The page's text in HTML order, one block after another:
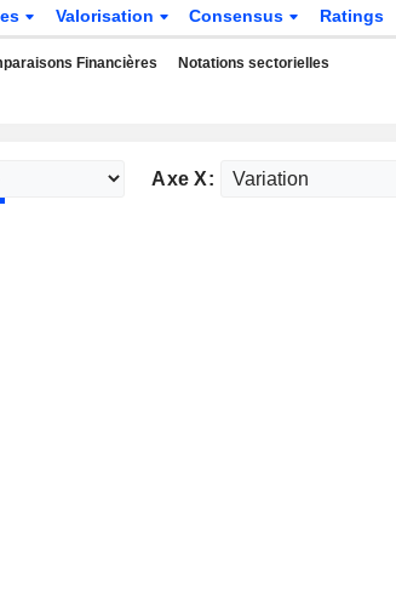
Valorisation Consensus Ratings
Financières Notations sectorielles
Axe X: